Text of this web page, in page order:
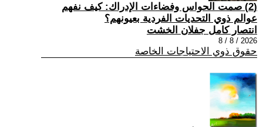
(2) صمت الحواس وفضاءات الإدراك: كيف نفهم
عوالم ذوي التحديات الفردية بعيونهم؟
انتصار كامل جفلان الخشت
2026 / 8 / 8
حقوق ذوي الاحتياجات الخاصة